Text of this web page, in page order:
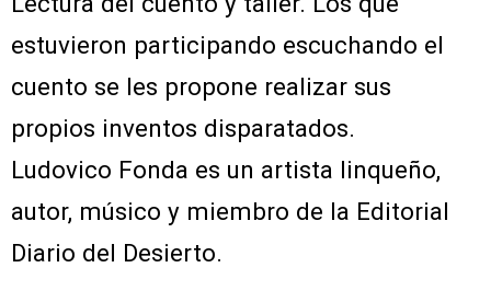
estuvieron participando escuchando el
cuento se les propone realizar sus
propios inventos disparatados.
Ludovico Fonda es un artista linqueño,
autor, músico y miembro de la Editorial
Diario del Desierto.